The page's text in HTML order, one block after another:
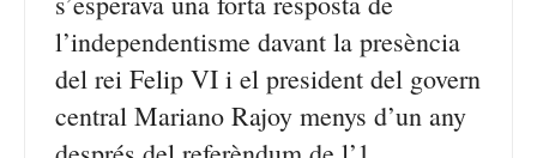
l’independentisme davant la presència
del rei Felip VI i el president del govern
central Mariano Rajoy menys d’un any